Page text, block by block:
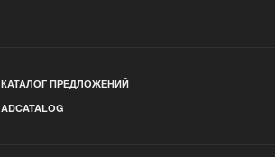
РУБРИКИ
КАТАЛОГ ПРЕДЛОЖЕНИЙ
МЕТКИ
ADCATALOG